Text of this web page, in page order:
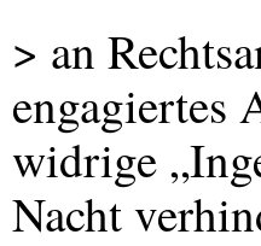
> an
engagiertes
widrige
Nacht